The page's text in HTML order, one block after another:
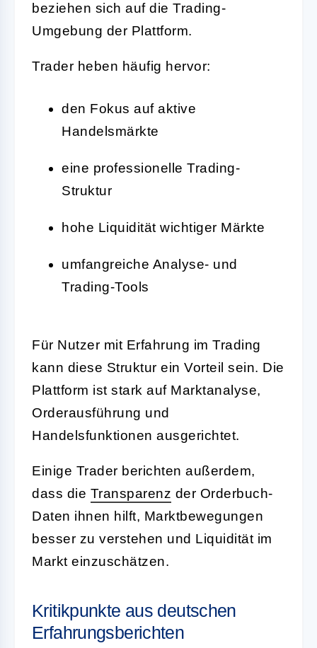
beziehen sich auf die Trading-
Umgebung der Plattform.
Trader heben häufig hervor:
den Fokus auf aktive
Handelsmärkte
eine professionelle Trading-
Struktur
hohe Liquidität wichtiger Märkte
umfangreiche Analyse- und
Trading-Tools
Für Nutzer mit Erfahrung im Trading
kann diese Struktur ein Vorteil sein. Die
Plattform ist stark auf Marktanalyse,
Orderausführung und
Handelsfunktionen ausgerichtet.
Einige Trader berichten außerdem,
dass die Transparenz der Orderbuch-
Daten ihnen hilft, Marktbewegungen
besser zu verstehen und Liquidität im
Markt einzuschätzen.
Kritikpunkte aus deutschen
Erfahrungsberichten